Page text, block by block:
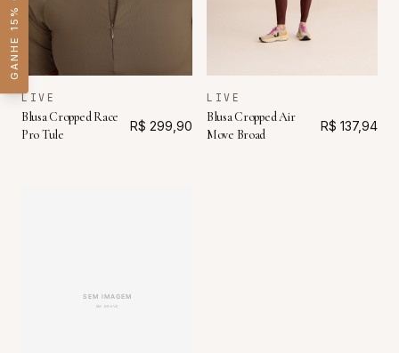
LIVE
Blusa Cropped Race
Pro Tule
R$ 299,90
LIVE
Blusa Cropped Air
Move Broad
R$ 137,94
GANHE 15% OFF